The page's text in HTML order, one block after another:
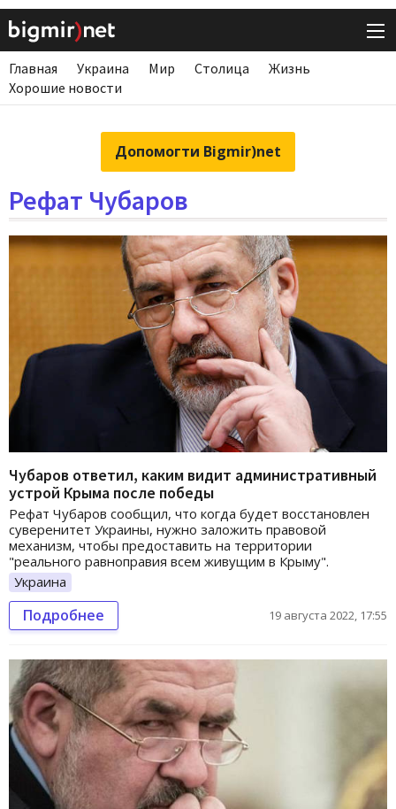
Главная Украина Мир Столица
Жизнь
Хорошие новости
Допомогти Bigmir)net
Рефат Чубаров
Чубаров ответил, каким видит административный
устрой Крыма после победы
Рефат Чубаров сообщил, что когда будет восстановлен
суверенитет Украины, нужно заложить правовой
механизм, чтобы предоставить на территории
"реального равноправия всем живущим в Крыму".
Украина
Подробнее 19 августа 2022, 17:55